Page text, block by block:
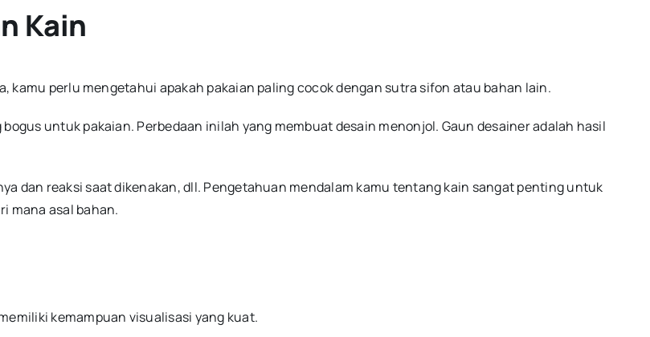
Kain
kamu perlu mengetahui apakah pakaian paling cocok dengan sutra sifon atau bahan lain.
untuk pakaian. Perbedaan inilah yang membuat desain menonjol. Gaun desainer adalah hasil
dan reaksi saat dikenakan, dll. Pengetahuan mendalam kamu tentang kain sangat penting untuk
mana asal bahan.
kemampuan visualisasi yang kuat.